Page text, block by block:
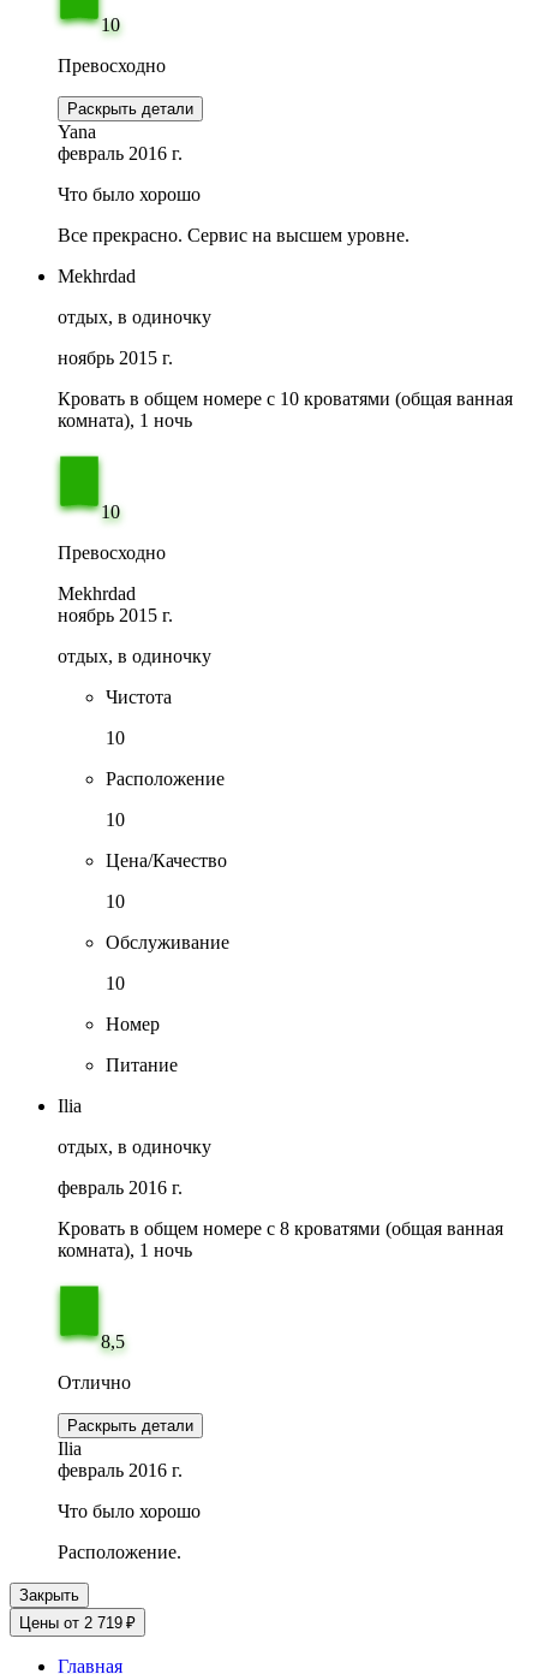
10
Превосходно
Раскрыть детали
Yana
февраль 2016 г.
Что было хорошо
Все прекрасно. Сервис на высшем уровне.
Mekhrdad
отдых, в одиночку
ноябрь 2015 г.
Кровать в общем номере c 10 кроватями (общая ванная
комната), 1 ночь
10
Превосходно
Mekhrdad
ноябрь 2015 г.
отдых, в одиночку
Чистота
10
Расположение
10
Цена/Качество
10
Обслуживание
10
Номер
Питание
Ilia
отдых, в одиночку
февраль 2016 г.
Кровать в общем номере c 8 кроватями (общая ванная
комната), 1 ночь
8,5
Отлично
Раскрыть детали
Ilia
февраль 2016 г.
Что было хорошо
Расположение.
Закрыть
Цены от 2 719 ₽
Главная